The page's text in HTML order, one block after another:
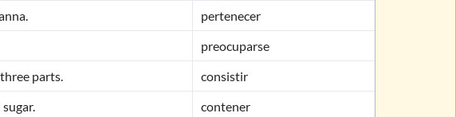
pertenecer
preocuparse
parts.
consistir
contener